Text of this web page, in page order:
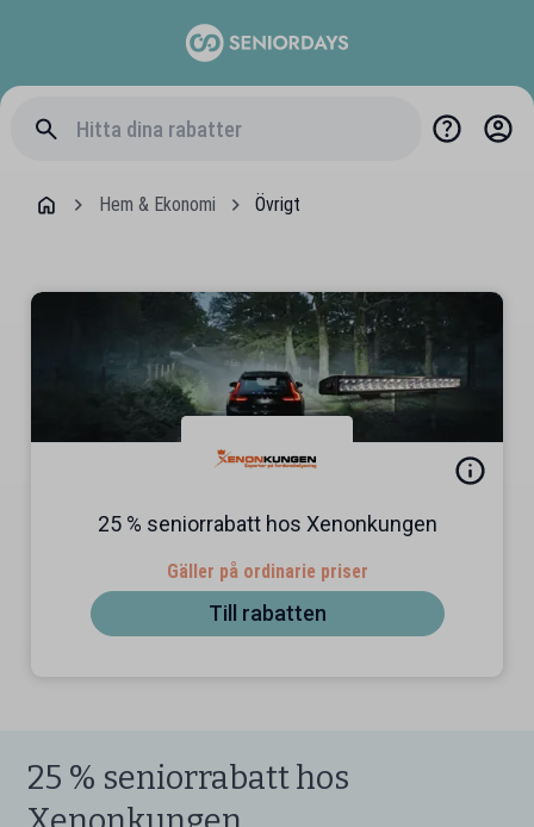
Hem & Ekonomi Övrigt
25 % seniorrabatt hos Xenonkungen
Gäller på ordinarie priser
Till rabatten
25 % seniorrabatt hos